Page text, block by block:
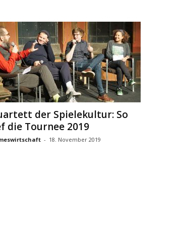
der Spielekultur: So
die Tournee 2019
- 18. November 2019